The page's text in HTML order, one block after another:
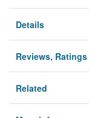
Details
Reviews,
Related